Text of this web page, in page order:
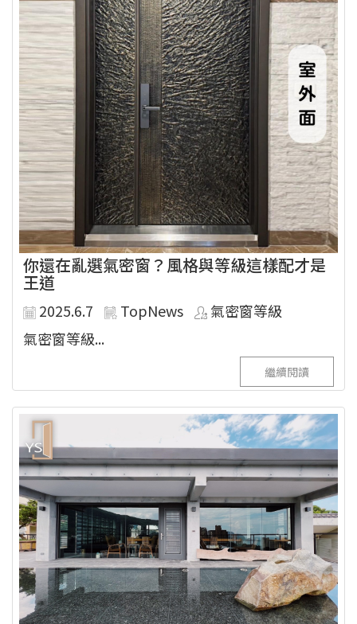
你還在亂選氣密窗？風格與等級這樣配才是
王道
2025.6.7 TopNews
氣密窗等級
氣密窗等級...
繼續閱讀